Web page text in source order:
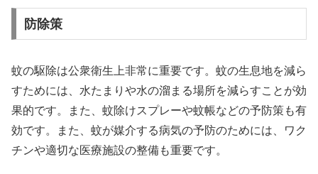
防除策
蚊の駆除は公衆衛生上非常に重要です。蚊の生息地を減ら
すためには、水たまりや水の溜まる場所を減らすことが効
果的です。また、蚊除けスプレーや蚊帳などの予防策も有
効です。また、蚊が媒介する病気の予防のためには、ワク
チンや適切な医療施設の整備も重要です。